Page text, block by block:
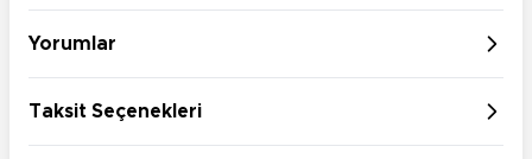
Yorumlar
Taksit Seçenekleri